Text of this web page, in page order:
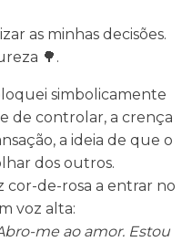
as minhas decisões.
🌳.
simbolicamente
de controlar, a crença
a ideia de que o
dos outros.
cor-de-rosa a entrar no
voz alta:
me ao amor. Estou